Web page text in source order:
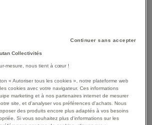
cardiaque de poche 2 en 1
dérivation et stéthoscope
Continuer sans accepter
Collectivités
mesure, nous tient à cœur !
« Autoriser tous les cookies », notre plateforme web
cookies avec votre navigateur. Ces informations
marketing et à nos partenaires internet de mesurer
site, et d'analyser vos préférences d'achats. Nous
des produits encore plus adaptés à vos besoins
Si vous souhaitez plus d'informations sur les